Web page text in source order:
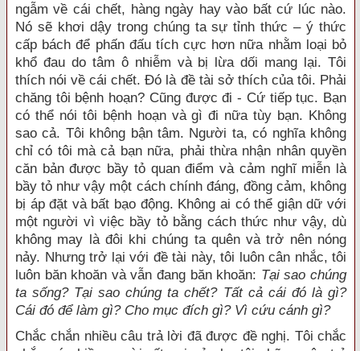
ngẫm về cái chết, hàng ngày hay vào bất cứ lúc nào.
Nó sẽ khơi dậy trong chúng ta sự tỉnh thức – ý thức
cấp bách để phấn đấu tích cực hơn nữa nhằm loại bỏ
khổ đau do tâm ô nhiễm và bị lừa dối mang lại. Tôi
thích nói về cái chết. Ðó là đề tài sở thích của tôi. Phải
chăng tôi bệnh hoạn? Cũng được đi - Cứ tiếp tục. Bạn
có thể nói tôi bệnh hoạn và gì đi nữa tùy bạn. Không
sao cả. Tôi không bận tâm. Người ta, có nghĩa không
chỉ có tôi mà cả bạn nữa, phải thừa nhận nhân quyền
căn bản được bầy tỏ quan điểm và cảm nghĩ miễn là
bầy tỏ như vậy một cách chính đáng, đồng cảm, không
bị áp đặt và bất bạo động. Không ai có thể giận dữ với
một người vì việc bầy tỏ bằng cách thức như vậy, dù
không may là đôi khi chúng ta quên và trở nên nóng
nảy. Nhưng trở lại với đề tài này, tôi luôn cân nhắc, tôi
luôn băn khoăn và vẫn đang băn khoăn: Tại sao chúng
ta sống? Tại sao chúng ta chết? Tất cả cái đó là gì?
Cái đó để làm gì? Cho mục đích gì? Vì cứu cánh gì?
Chắc chắn nhiều câu trả lời đã được đề nghị. Tôi chắc